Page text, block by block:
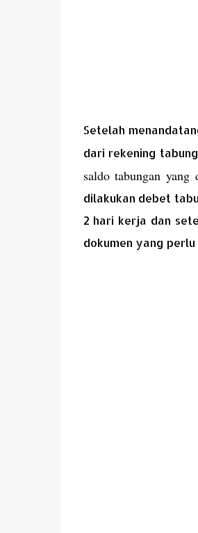
Setelah
dari rekening
saldo tabungan
dilakukan debet
2 hari kerja dan
dokumen yang